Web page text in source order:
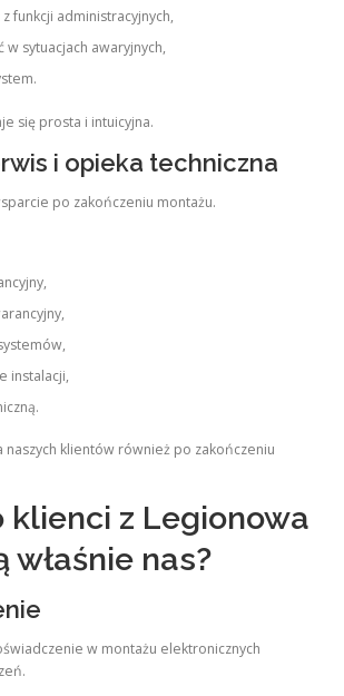
funkcji administracyjnych,
w sytuacjach awaryjnych,
się prosta i intuicyjna.
i opieka techniczna
po zakończeniu montażu.
instalacji,
naszych klientów również po zakończeniu
klienci z Legionowa
właśnie nas?
w montażu elektronicznych